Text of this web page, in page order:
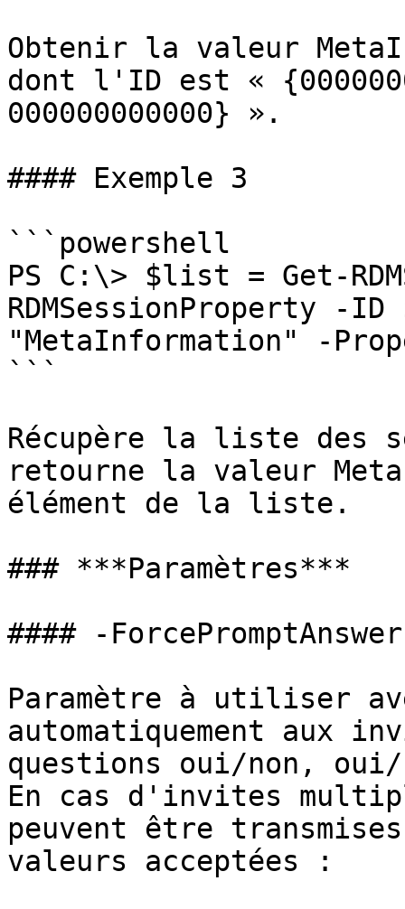
Obtenir la valeur
dont l'ID est «
000000000000} ».
#### Exemple 3
```powershell
PS C:\> $list = Get-
RDMSessionProperty -
"MetaInformation" -
```
Récupère la liste des
retourne la valeur
élément de la liste.
### ***Paramètres***
#### -ForcePromptAnswer
Paramètre à utiliser
automatiquement aux
questions oui/non, oui/
En cas d'invites
peuvent être
valeurs acceptées :